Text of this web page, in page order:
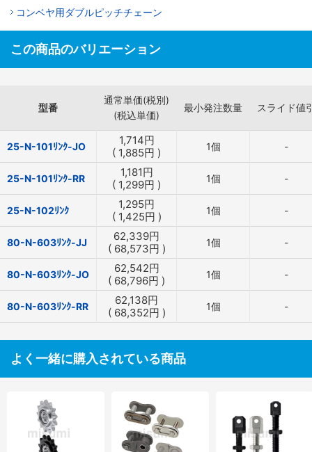
コンベヤ用ダブルピッチチェーン
この商品のバリエーション
型番
通常単価(税別)
(税込単価)
最小発注数量 スライド値
25-N-101ﾘﾝｸ-JO 1,714円
( 1,885円 ) 1個 -
25-N-101ﾘﾝｸ-RR 1,181円
( 1,299円 ) 1個 -
25-N-102ﾘﾝｸ 1,295円
( 1,425円 ) 1個 -
80-N-603ﾘﾝｸ-JJ 62,339円
( 68,573円 ) 1個 -
80-N-603ﾘﾝｸ-JO 62,542円
( 68,796円 ) 1個 -
80-N-603ﾘﾝｸ-RR 62,138円
( 68,352円 ) 1個 -
よく一緒に購入されている商品